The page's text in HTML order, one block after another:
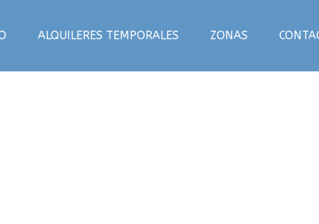
ALQUILERES TEMPORALES ZONAS